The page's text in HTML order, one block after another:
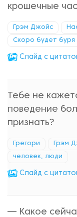
крошечные
Грэм Джойс
Скоро будет буря
Cлайд с
Тебе не
поведение
признать?
Грегори Грэм
человек, люди
Cлайд с
— Какое